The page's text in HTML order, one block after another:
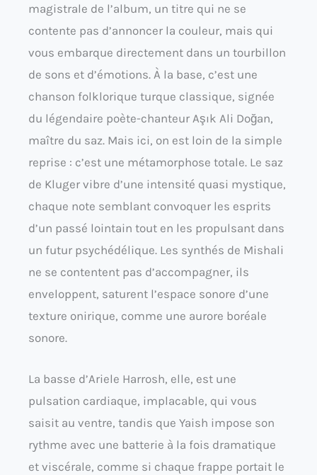
magistrale de l’album, un titre qui ne se
contente pas d’annoncer la couleur, mais qui
vous embarque directement dans un tourbillon
de sons et d’émotions. À la base, c’est une
chanson folklorique turque classique, signée
du légendaire poète-chanteur Aşık Ali Doğan,
maître du saz. Mais ici, on est loin de la simple
reprise : c’est une métamorphose totale. Le saz
de Kluger vibre d’une intensité quasi mystique,
chaque note semblant convoquer les esprits
d’un passé lointain tout en les propulsant dans
un futur psychédélique. Les synthés de Mishali
ne se contentent pas d’accompagner, ils
enveloppent, saturent l’espace sonore d’une
texture onirique, comme une aurore boréale
sonore.
La basse d’Ariele Harrosh, elle, est une
pulsation cardiaque, implacable, qui vous
saisit au ventre, tandis que Yaish impose son
rythme avec une batterie à la fois dramatique
et viscérale, comme si chaque frappe portait le